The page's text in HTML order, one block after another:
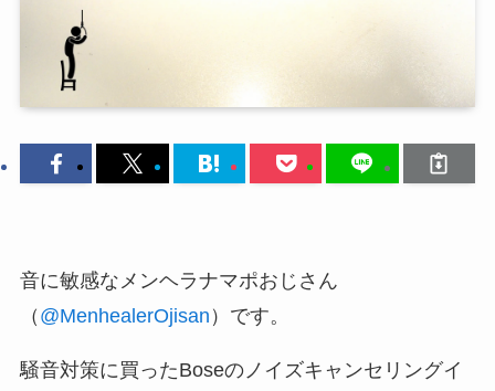
音に敏感なメンヘラナマポおじさん
（ @MenhealerOjisan ）です。
騒音対策に買ったBoseのノイズキャンセリングイ